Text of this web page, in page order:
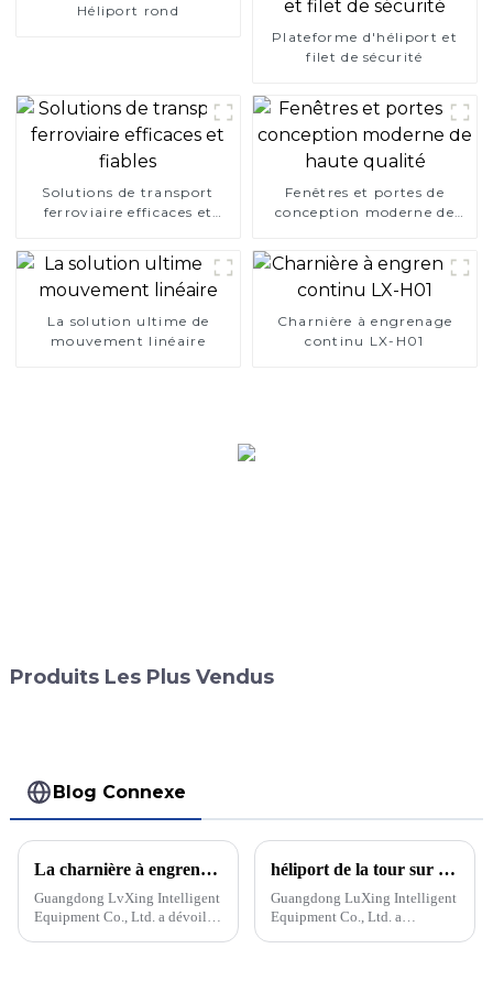
Héliport rond
Plateforme d'héliport et
filet de sécurité
Solutions de transport
ferroviaire efficaces et
Fenêtres et portes de
conception moderne de
La solution ultime de
mouvement linéaire
Charnière à engrenage
continu LX-H01
Produits Les Plus Vendus
Blog Connexe
La charnière à engrenage continu révolutionnaire transforme la conception des portes
Guangdong LvXing Intelligent
Equipment Co., Ltd. a dévoilé
héliport de la tour sur le toit de l'hélicoptère
Guangdong LuXing Intelligent
Equipment Co., Ltd. a